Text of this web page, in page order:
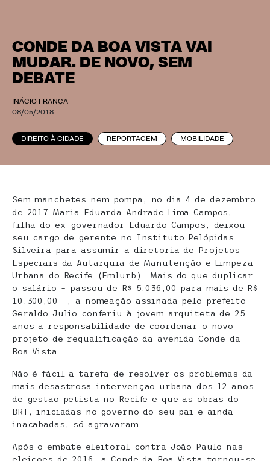
CONDE DA BOA VISTA VAI
MUDAR. DE NOVO, SEM
DEBATE
INÁCIO FRANÇA
08/05/2018
DIREITO À CIDADE REPORTAGEM MOBILIDADE
Sem manchetes nem pompa, no dia 4 de dezembro
de 2017 Maria Eduarda Andrade Lima Campos,
filha do ex-governador Eduardo Campos, deixou
seu cargo de gerente no Instituto Pelópidas
Silveira para assumir a diretoria de Projetos
Especiais da Autarquia de Manutenção e Limpeza
Urbana do Recife (Emlurb). Mais do que duplicar
o salário – passou de R$ 5.036,00 para mais de R$
10.300,00 -, a nomeação assinada pelo prefeito
Geraldo Julio conferiu à jovem arquiteta de 25
anos a responsabilidade de coordenar o novo
projeto de requalificação da avenida Conde da
Boa Vista.
Não é fácil a tarefa de resolver os problemas da
mais desastrosa intervenção urbana dos 12 anos
de gestão petista no Recife e que as obras do
BRT, iniciadas no governo do seu pai e ainda
inacabadas, só agravaram.
Após o embate eleitoral contra João Paulo nas